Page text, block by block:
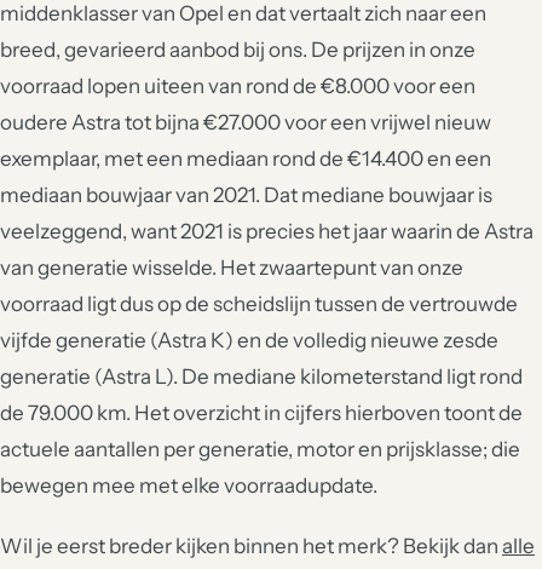
middenklasser van Opel en dat vertaalt zich naar een
breed, gevarieerd aanbod bij ons. De prijzen in onze
voorraad lopen uiteen van rond de €8.000 voor een
oudere Astra tot bijna €27.000 voor een vrijwel nieuw
exemplaar, met een mediaan rond de €14.400 en een
mediaan bouwjaar van 2021. Dat mediane bouwjaar is
veelzeggend, want 2021 is precies het jaar waarin de Astra
van generatie wisselde. Het zwaartepunt van onze
voorraad ligt dus op de scheidslijn tussen de vertrouwde
vijfde generatie (Astra K) en de volledig nieuwe zesde
generatie (Astra L). De mediane kilometerstand ligt rond
de 79.000 km. Het overzicht in cijfers hierboven toont de
actuele aantallen per generatie, motor en prijsklasse; die
bewegen mee met elke voorraadupdate.
Wil je eerst breder kijken binnen het merk? Bekijk dan alle